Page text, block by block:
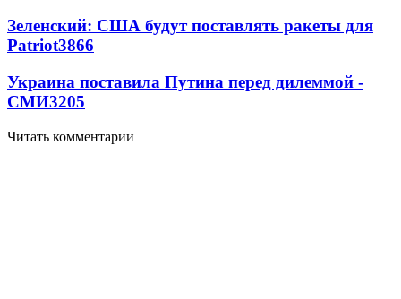
Зеленский: США будут поставлять ракеты для
Patriot3866
Украина поставила Путина перед дилеммой -
СМИ3205
Читать комментарии